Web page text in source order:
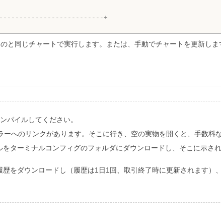
+
と同じチャートで実行します。または、手動でチャートを更新しま
パイルしてください。
へのリンクがあります。そこに行き、空の実物を開くと、手数料
ターミナルコンフィグのフォルダにダウンロードし、そこに示
をダウンロードし（履歴は1日1回、取引終了時に更新されます